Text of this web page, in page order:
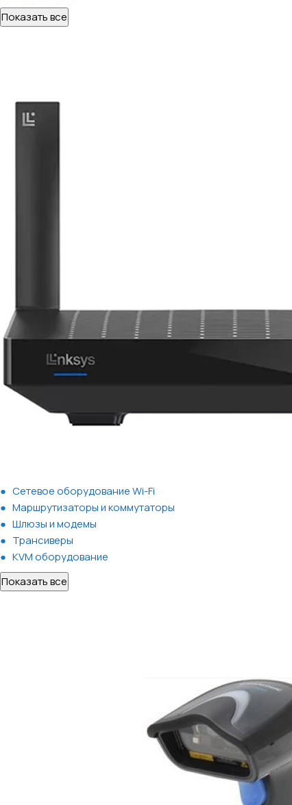
Показать все
Сетевое оборудование Wi-Fi
Маршрутизаторы и коммутаторы
Шлюзы и модемы
Трансиверы
KVM оборудование
Показать все